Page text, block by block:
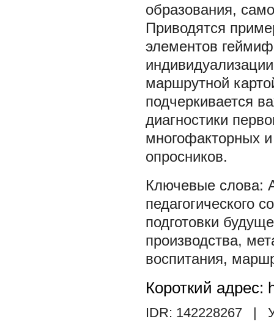
образования,
Приводятся
элементов
маршрутной
подчеркивается
диагностики
многофакторных
опросников.
педагогического
подготовки
производства,
воспитания,
Короткий адрес:
IDR: 142228267 |